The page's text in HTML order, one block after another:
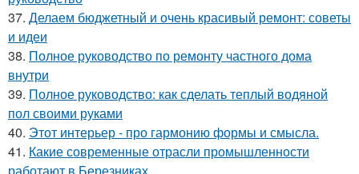
37. Делаем бюджетный и очень красивый ремонт: советы
и идеи
38. Полное руководство по ремонту частного дома
внутри
39. Полное руководство: как сделать теплый водяной
пол своими руками
40. Этот интерьер - про гармонию формы и смысла.
41. Какие современные отрасли промышленности
работают в Березниках